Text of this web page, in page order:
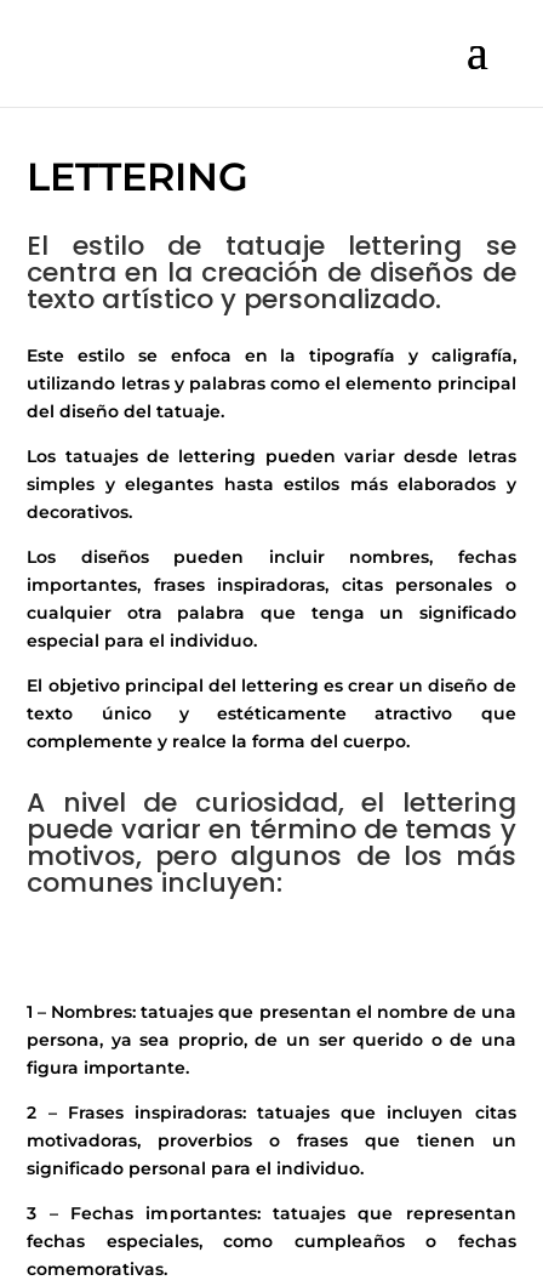
LETTERING
El estilo de tatuaje lettering se
centra en la creación de diseños de
texto artístico y personalizado.
Este estilo se enfoca en la tipografía y caligrafía,
utilizando letras y palabras como el elemento principal
del diseño del tatuaje.
Los tatuajes de lettering pueden variar desde letras
simples y elegantes hasta estilos más elaborados y
decorativos.
Los diseños pueden incluir nombres, fechas
importantes, frases inspiradoras, citas personales o
cualquier otra palabra que tenga un significado
especial para el individuo.
El objetivo principal del lettering es crear un diseño de
texto único y estéticamente atractivo que
complemente y realce la forma del cuerpo.
A nivel de curiosidad, el lettering
puede variar en término de temas y
motivos, pero algunos de los más
comunes incluyen:
1 – Nombres: tatuajes que presentan el nombre de una
persona, ya sea proprio, de un ser querido o de una
figura importante.
2 – Frases inspiradoras: tatuajes que incluyen citas
motivadoras, proverbios o frases que tienen un
significado personal para el individuo.
3 – Fechas importantes: tatuajes que representan
fechas especiales, como cumpleaños o fechas
comemorativas.